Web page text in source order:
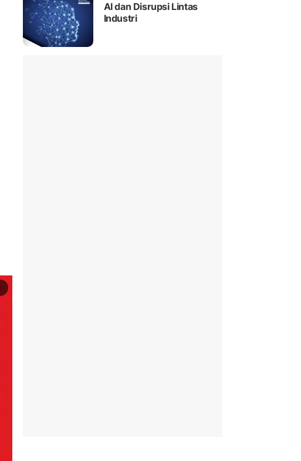
AI dan Disrupsi Lintas
Industri